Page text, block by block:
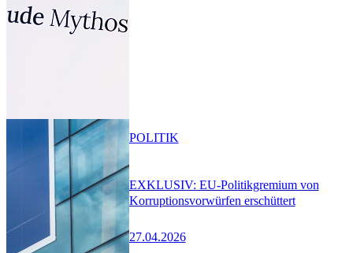
EXKLUSIV: EU-Politikgremium von
Korruptionsvorwürfen erschüttert
27.04.2026
POLITIK